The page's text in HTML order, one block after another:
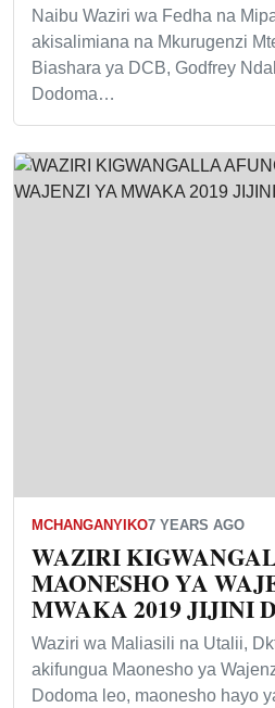
Naibu Waziri wa Fedha na
akisalimiana na Mkurugenzi
Biashara ya DCB, Godfrey
Dodoma…
MCHANGANYIKO7 YEARS AGO
WAZIRI
MAONESHO YA
MWAKA 2019 JIJINI
Waziri wa Maliasili na Utalii,
akifungua Maonesho ya
Dodoma leo, maonesho hayo